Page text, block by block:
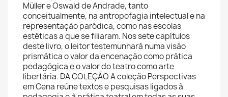
Müller e Oswald de Andrade, tanto
conceitualmente, na antropofagia intelectual e na
representação paródica, como nas escolas
estéticas a que se filiaram. Nos sete capítulos
deste livro, o leitor testemunhará numa visão
prismática o valor da encenação como prática
pedagógica e o valor do teatro como arte
libertária. DA COLEÇÃO A coleção Perspectivas
em Cena reúne textos e pesquisas ligados à